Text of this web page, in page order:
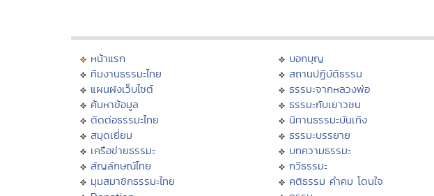
หน้าแรก
ทีมงานธรรมะไทย
แผนผังเว็บไซต์
ค้นหาข้อมูล
ติดต่อธรรมะไทย
สมุดเยี่ยม
เครือข่ายธรรมะ
สัญลักษณ์ไทย
มุมสมาชิกธรรมะไทย
บอกบุญ
สถานปฏิบัติธรรม
ธรรมะจากหลวงพ่อ
ธรรมะกับเยาวชน
นิทานธรรมะบันเทิง
ธรรมะบรรยาย
บทความธรรมะ
กวีธรรมะ
คติธรรม คำคม โดนใจ